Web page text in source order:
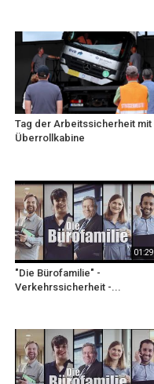
Tag der Arbeitssicherheit mit
Überrollkabine
01:29
"Die Bürofamilie" -
Verkehrssicherheit -...